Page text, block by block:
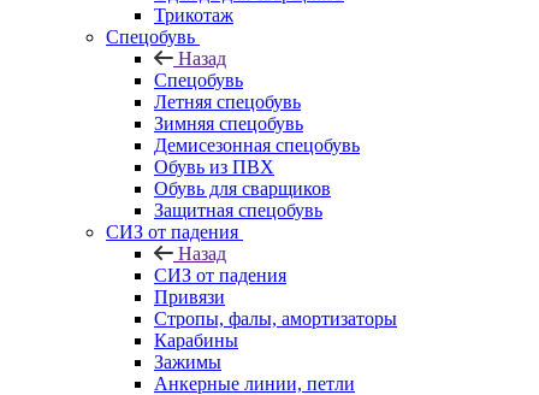
Трикотаж
Спецобувь
Назад
Спецобувь
Летняя спецобувь
Зимняя спецобувь
Демисезонная спецобувь
Обувь из ПВХ
Обувь для сварщиков
Защитная спецобувь
СИЗ от падения
Назад
СИЗ от падения
Привязи
Стропы, фалы, амортизаторы
Карабины
Зажимы
Анкерные линии, петли